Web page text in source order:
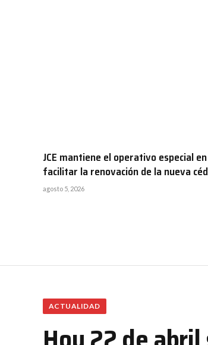
JCE mantiene el operativo especial
facilitar la renovación de la nueva
agosto 5, 2026
ACTUALIDAD